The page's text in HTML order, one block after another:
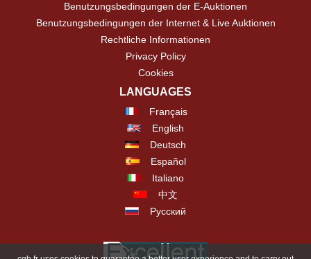
Benutzungsbedingungen der E-Auktionen
Benutzungsbedingungen der Internet & Live Auktionen
Rechtliche Informationen
Privacy Policy
Cookies
LANGUAGES
Français
English
Deutsch
Español
Italiano
中文
Русский